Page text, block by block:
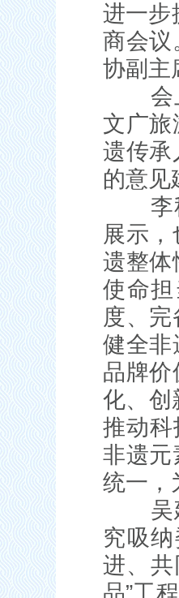
进一步
商会议
协副主
会上
文广旅
遗传承
的意见
李秋
展示
遗整体
使命
度、
健全非
品牌价
化、创
推动科
非遗元
统一，
吴建
究吸
进、
品”工